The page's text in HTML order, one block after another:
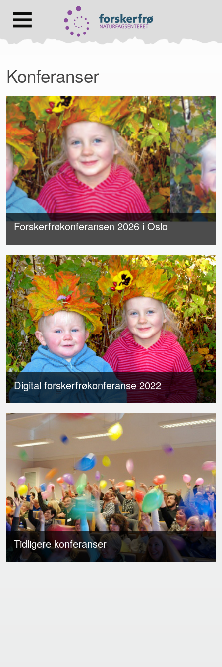
Hovedmeny
til
forsiden
Konferanser
Forskerfrøkonferansen 2026 i Oslo
Digital forskerfrøkonferanse 2022
Tidligere konferanser